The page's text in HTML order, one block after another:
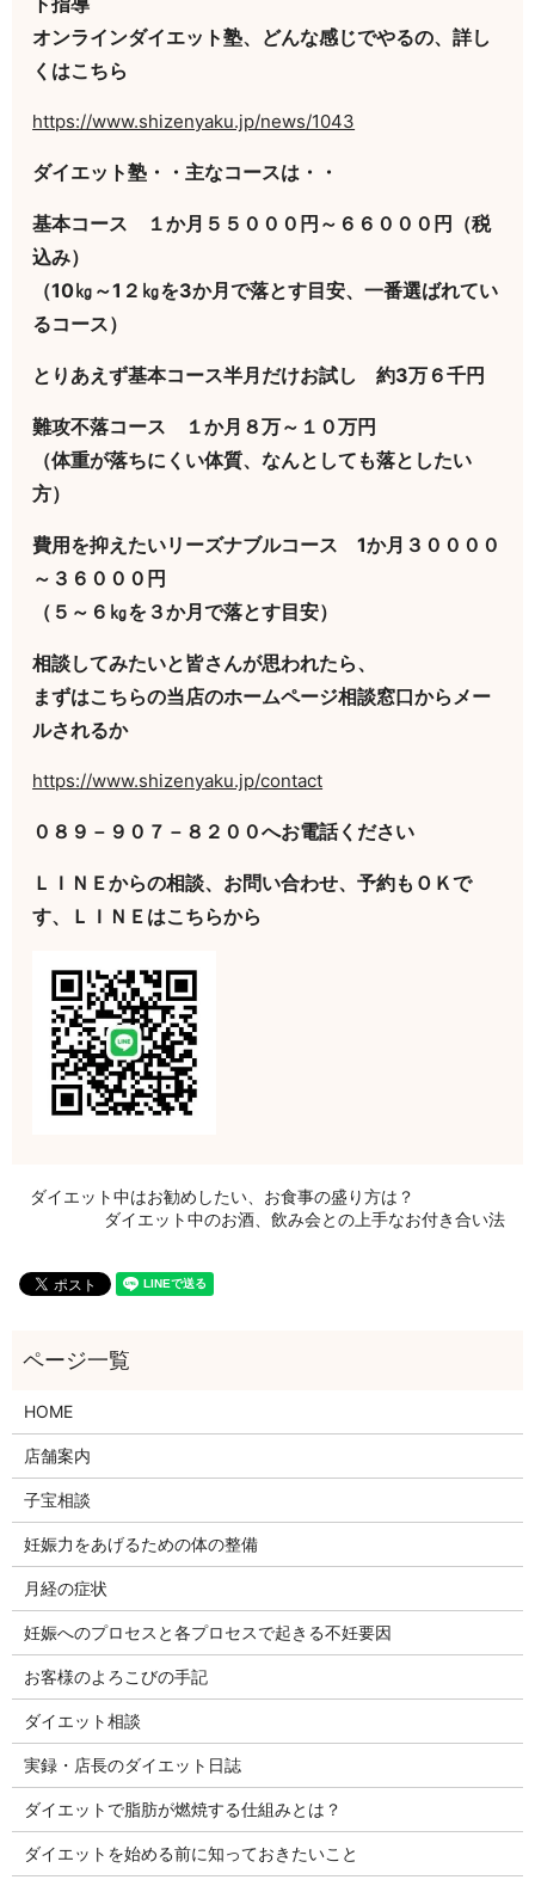
オンラインダイエット塾、どんな感じでやるの、詳し
くはこちら
https://www.shizenyaku.jp/news/1043
ダイエット塾・・主なコースは・・
基本コース １か月５５０００円～６６０００円（税
込み）
（10㎏～1２㎏を3か月で落とす目安、一番選ばれてい
るコース）
とりあえず基本コース半月だけお試し 約3万６千円
難攻不落コース １か月８万～１０万円
（体重が落ちにくい体質、なんとしても落としたい
方）
費用を抑えたいリーズナブルコース 1か月３００００
～３６０００円
（５～６㎏を３か月で落とす目安）
相談してみたいと皆さんが思われたら、
まずはこちらの当店のホームページ相談窓口からメー
ルされるか
https://www.shizenyaku.jp/contact
０８９－９０７－８２００へお電話ください
ＬＩＮＥからの相談、お問い合わせ、予約もＯＫで
す、ＬＩＮＥはこちらから
ダイエット中はお勧めしたい、お食事の盛り方は？
ダイエット中のお酒、飲み会との上手なお付き合い法
HOME
店舗案内
子宝相談
妊娠力をあげるための体の整備
月経の症状
妊娠へのプロセスと各プロセスで起きる不妊要因
お客様のよろこびの手記
ダイエット相談
実録・店長のダイエット日誌
ダイエットで脂肪が燃焼する仕組みとは？
ダイエットを始める前に知っておきたいこと